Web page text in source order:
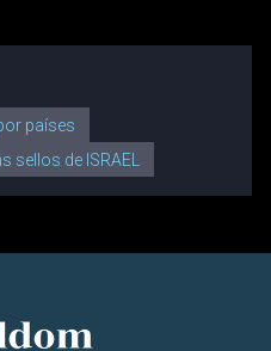
países
sellos de ISRAEL